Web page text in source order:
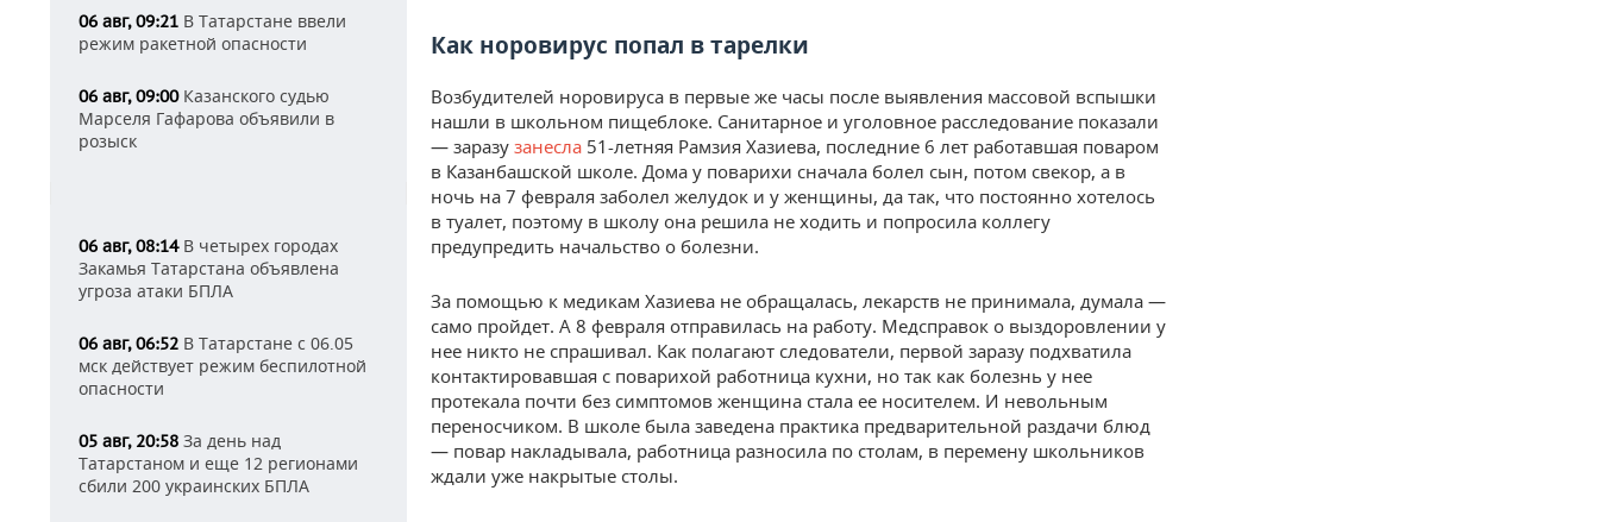
06 авг, 09:21 В Татарстане ввели
режим ракетной опасности
06 авг, 09:00Казанского судью
Марселя Гафарова объявили в
розыск
06 авг, 08:14В четырех городах
Закамья Татарстана объявлена
угроза атаки БПЛА
06 авг, 06:52 В Татарстане с 06.05
мск действует режим беспилотной
опасности
05 авг, 20:58 За день над
Татарстаном и еще 12 регионами
сбили 200 украинских БПЛА
Как норовирус попал в тарелки
Возбудителей норовируса в первые же часы после выявления массовой вспышки
нашли в школьном пищеблоке. Санитарное и уголовное расследование показали
— заразу занесла 51-летняя Рамзия Хазиева, последние 6 лет работавшая поваром
в Казанбашской школе. Дома у поварихи сначала болел сын, потом свекор, а в
ночь на 7 февраля заболел желудок и у женщины, да так, что постоянно хотелось
в туалет, поэтому в школу она решила не ходить и попросила коллегу
предупредить начальство о болезни.
За помощью к медикам Хазиева не обращалась, лекарств не принимала, думала —
само пройдет. А 8 февраля отправилась на работу. Медсправок о выздоровлении у
нее никто не спрашивал. Как полагают следователи, первой заразу подхватила
контактировавшая с поварихой работница кухни, но так как болезнь у нее
протекала почти без симптомов женщина стала ее носителем. И невольным
переносчиком. В школе была заведена практика предварительной раздачи блюд
— повар накладывала, работница разносила по столам, в перемену школьников
ждали уже накрытые столы.